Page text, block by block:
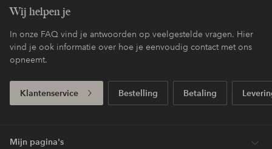
Wij helpen je
In onze FAQ vind je antwoorden op veelgestelde vragen. Hier
vind je ook informatie over hoe je eenvoudig contact met ons
opneemt.
Klantenservice Bestelling Betaling
Mijn pagina's